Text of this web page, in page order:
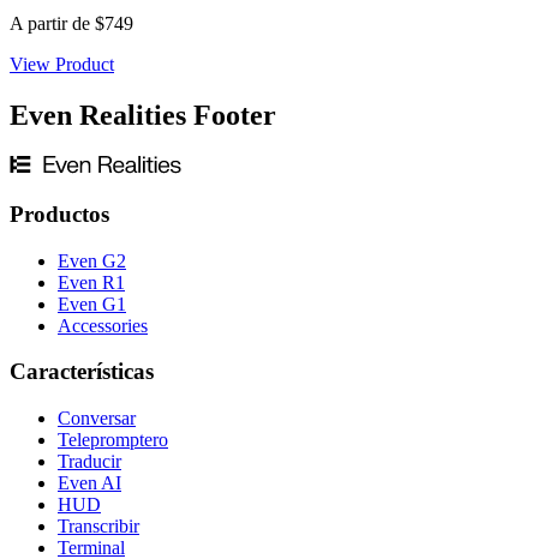
A partir de $749
View Product
Even Realities Footer
Productos
Even G2
Even R1
Even G1
Accessories
Características
Conversar
Telepromptero
Traducir
Even AI
HUD
Transcribir
Terminal